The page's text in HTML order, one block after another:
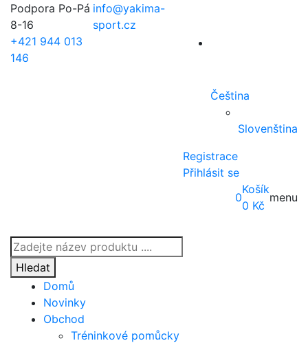
Podpora Po-Pá
8-16
+421 944 013
146
info@yakima-
sport.cz
Čeština
Slovenština
Registrace
Přihlásit se
Products
search
Hledat
0
Košík
0 Kč
menu
Domů
Novinky
Obchod
Tréninkové pomůcky